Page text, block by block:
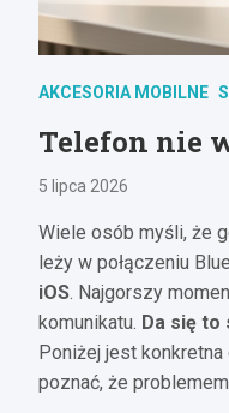
AKCESORIA MOBILNE
Telefon nie
5 lipca 2026
Wiele osób myśli, że
leży w połączeniu
iOS. Najgorszy
komunikatu. Da się to
Poniżej jest
poznać, że